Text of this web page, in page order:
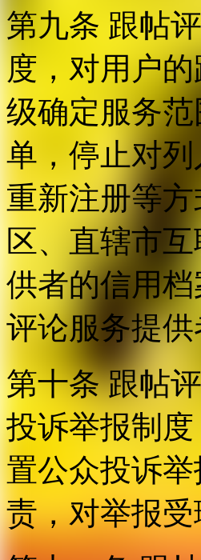
第九条 跟帖
度，对用户
级确定服务
单，停止对
重新注册等
区、直辖市
供者的信用
评论服务提
第十条 跟帖
投诉举报制
置公众投诉
责，对举报